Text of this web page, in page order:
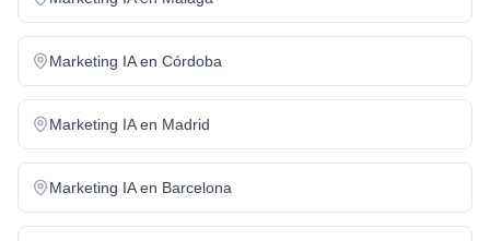
Marketing IAen Córdoba
Marketing IAen Madrid
Marketing IAen Barcelona